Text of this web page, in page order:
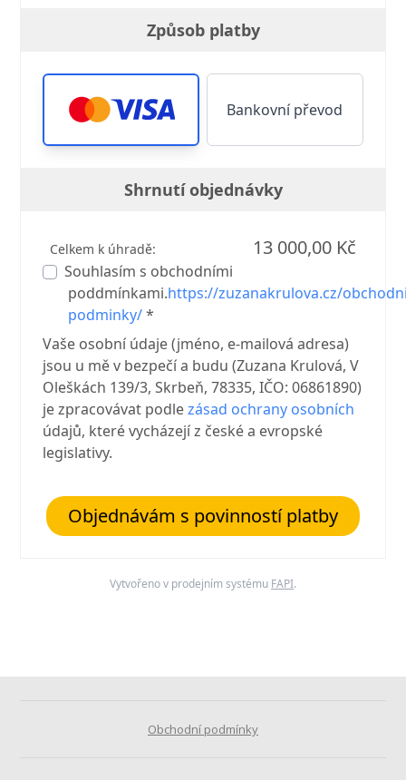
Způsob platby
Bankovní převod
Shrnutí objednávky
Celkem k úhradě: 13 000,00 Kč
Souhlasím s obchodními
poddmínkami.https://zuzanakrulova.cz/
podminky/*
Vaše osobní údaje (jméno, e-mailová adresa)
jsou u mě v bezpečí a budu (Zuzana Krulová, V
Oleškách 139/3, Skrbeň, 78335, IČO: 06861890)
je zpracovávat podlezásad ochrany osobních
údajů, které vycházejí z české a evropské
legislativy.
Objednávám s povinností platby
Vytvořeno v prodejním systému FAPI.
Obchodní podmínky